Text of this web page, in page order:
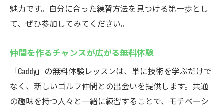
魅力です。自分に合った練習方法を見つける第一歩とし
て、ぜひ参加してみてください。
仲間を作るチャンスが広がる無料体験
「Caddy」の無料体験レッスンは、単に技術を学ぶだけで
なく、新しいゴルフ仲間との出会いを提供します。共通
の趣味を持つ人々と一緒に練習することで、モチベーシ